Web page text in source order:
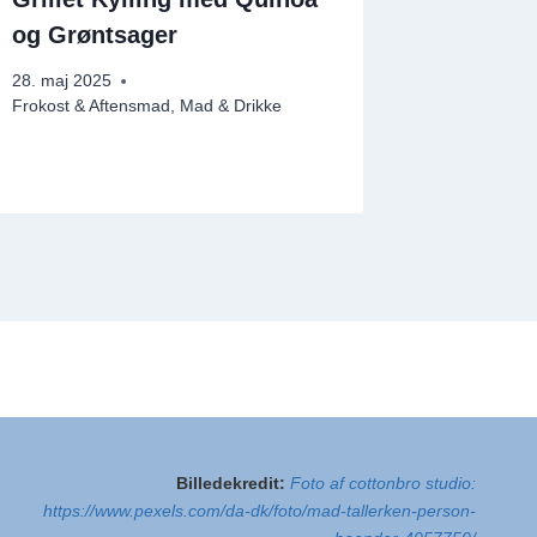
og Grøntsager
28. maj 2025
Frokost & Aftensmad , Mad & Drikke
Billedekredit: Foto af cottonbro studio:
https://www.pexels.com/da-dk/foto/mad-tallerken-person-